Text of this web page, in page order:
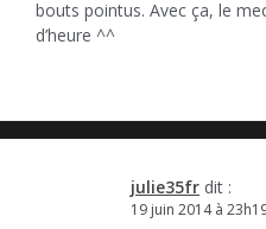
bouts pointus. Avec ça, le
d’heure ^^
julie35fr dit :
19 juin 2014 à